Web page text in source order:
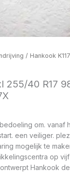
/ Hankook
255/40 R17
om. vanaf
een veiliger.
mogelijk te
op
Hankook